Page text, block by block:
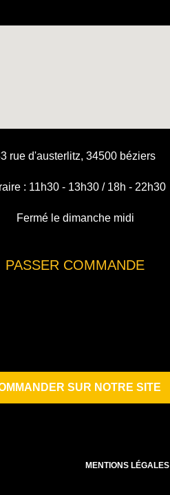
rue d'austerlitz, 34500 béziers
: 11h30 - 13h30 / 18h - 22h30
Fermé le dimanche midi
PASSER COMMANDE
SUR NOTRE SITE
MENTIONS LÉGALES